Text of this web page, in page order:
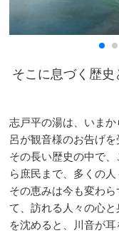
そこに息づく歴
志戸平の湯は、いま
呂が観音様のお告げを
その長い歴史の中で
ら庶民まで、多くの
その恵みは今も変わ
て、訪れる人々の心
を沈めると、川音が